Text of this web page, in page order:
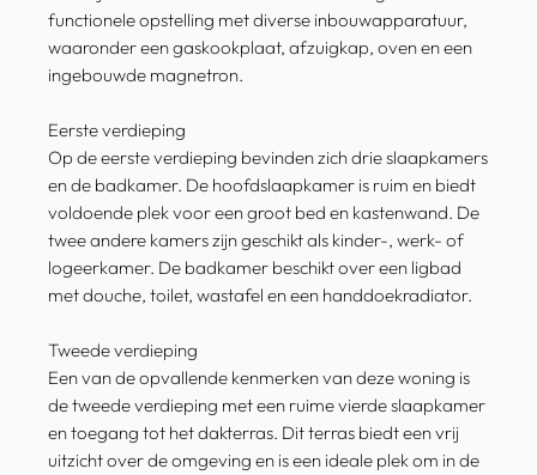
functionele opstelling met diverse inbouwapparatuur,
waaronder een gaskookplaat, afzuigkap, oven en een
ingebouwde magnetron.
Eerste verdieping
Op de eerste verdieping bevinden zich drie slaapkamers
en de badkamer. De hoofdslaapkamer is ruim en biedt
voldoende plek voor een groot bed en kastenwand. De
twee andere kamers zijn geschikt als kinder-, werk- of
logeerkamer. De badkamer beschikt over een ligbad
met douche, toilet, wastafel en een handdoekradiator.
Tweede verdieping
Een van de opvallende kenmerken van deze woning is
de tweede verdieping met een ruime vierde slaapkamer
en toegang tot het dakterras. Dit terras biedt een vrij
uitzicht over de omgeving en is een ideale plek om in de